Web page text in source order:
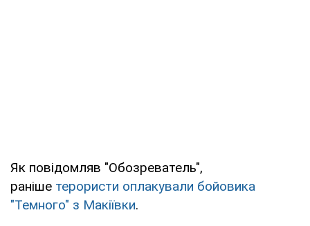
Як повідомляв "Обозреватель",
раніше терористи оплакували бойовика
"Темного" з Макіївки.